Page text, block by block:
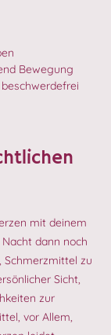
Bewegung
mit deinem
dann noch
Schmerzmittel zu
Sicht,
zur
vor Allem,